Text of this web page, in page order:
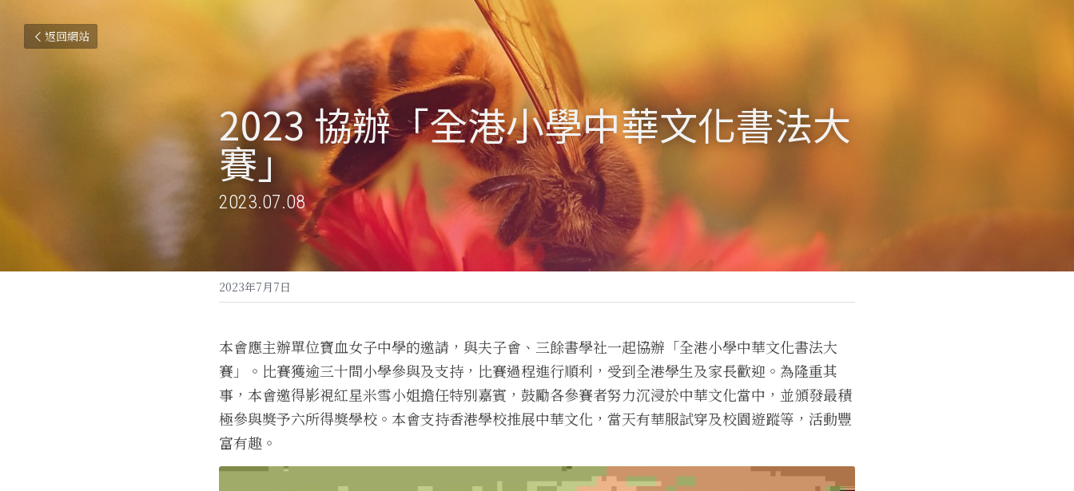
返回網站
2023 協辦「全港小學中華文化書法大
賽」
2023.07.08
2023年7月7日
本會應主辦單位寶血女子中學的邀請，與夫子會、三餘書學社一起協辦「全港小學中華文化書法大
賽」。比賽獲逾三十間小學參與及支持，比賽過程進行順利，受到全港學生及家長歡迎。為隆重其
事，本會邀得影視紅星米雪小姐擔任特別嘉賓， 鼓勵各參賽者努力沉浸於中華文化當中，並頒發最積
極參與獎予六所得獎學校。本會支持香港學校推展中華文化，當天有華服試穿及校園遊蹤等， 活動豐
富有趣 。